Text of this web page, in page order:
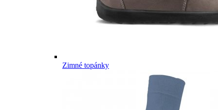
Zimné topánky